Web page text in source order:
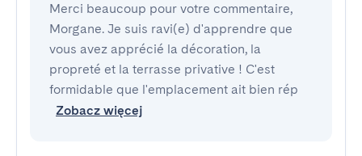
Merci beaucoup pour votre commentaire,
Morgane. Je suis ravi(e) d'apprendre que
vous avez apprécié la décoration, la
propreté et la terrasse privative ! C'est
formidable que l'emplacement ait bien rép
Zobacz więcej